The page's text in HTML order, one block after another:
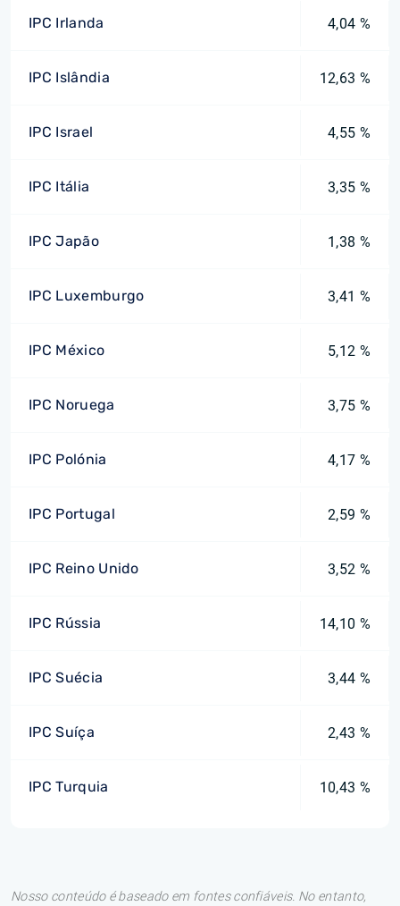
IPC Irlanda 4,04 %
IPC Islândia 12,63 %
IPC Israel 4,55 %
IPC Itália 3,35 %
IPC Japão 1,38 %
IPC Luxemburgo 3,41 %
IPC México 5,12 %
IPC Noruega 3,75 %
IPC Polónia 4,17 %
IPC Portugal 2,59 %
IPC Reino Unido 3,52 %
IPC Rússia 14,10 %
IPC Suécia 3,44 %
IPC Suíça 2,43 %
IPC Turquia 10,43 %
Nosso conteúdo é baseado em fontes confiáveis. No entanto,